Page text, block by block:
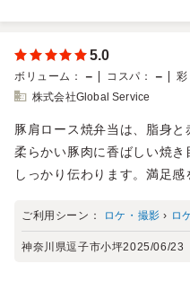
5.0
ボリューム ： － コスパ ： － 彩
株式会社Global Service
豚肩ロース焼弁当は、脂身
柔らかい豚肉に香ばしい焼
しっかり伝わります。満足感
ご利用シーン： ロケ・撮影 › ロ
神奈川県逗子市小坪2025/06/23